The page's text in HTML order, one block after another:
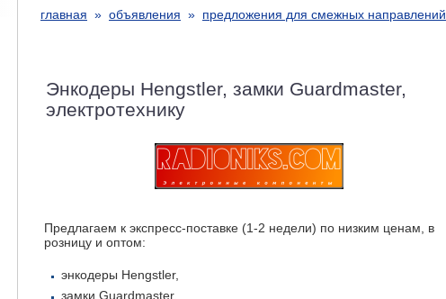
главная » объявления » предложения для смежных направлений
Энкодеры Hengstler, замки Guardmaster,
электротехнику
Предлагаем к экспресс-поставке (1-2 недели) по низким ценам, в
розницу и оптом:
энкодеры Hengstler,
замки Guardmaster,